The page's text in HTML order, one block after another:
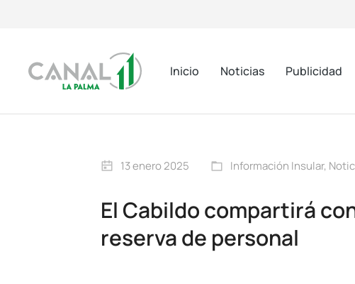
Inicio Noticias Publicidad
13 enero 2025 Información Insular,
El Cabildo compartirá
reserva de personal